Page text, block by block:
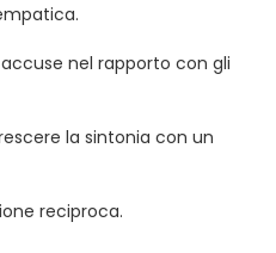
nel rapporto con gli
la sintonia con un
reciproca.